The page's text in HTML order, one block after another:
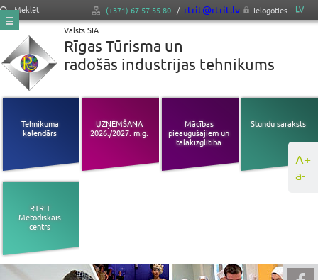
A+
a-
Meklēt (+371) 67 57 55 80 / rtrit@rtrit.lv Ielogoties
LV
Valsts SIA
Rīgas Tūrisma un
radošās industrijas tehnikums
Tehnikuma
kalendārs
UZŅEMŠANA
2026./2027. m.g.
Mācības
pieaugušajiem un
tālākizglītība
Stundu saraksts
RTRIT
Metodiskais
centrs